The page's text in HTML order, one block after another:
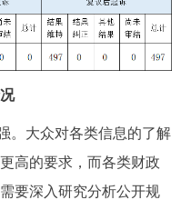
大众对各类信息的了解
高的要求，而各类财政
要深入研究分析公开规